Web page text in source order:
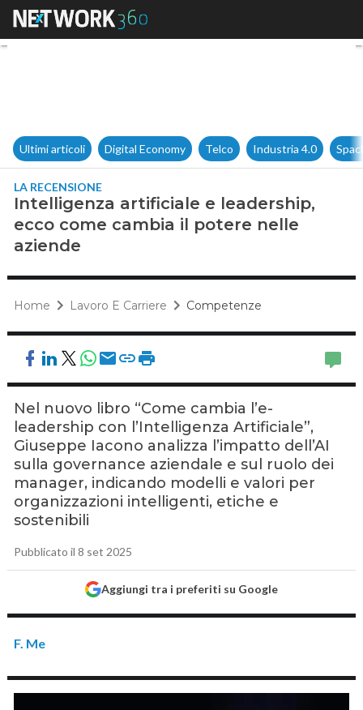
Intelligenza artificiale e
Ultimi articoli Digital Economy Telco Industria 4.0
LA RECENSIONE
Intelligenza artificiale e leadership,
ecco come cambia il potere nelle
aziende
Home Lavoro E Carriere Competenze
Nel nuovo libro “Come cambia l’e-
leadership con l’Intelligenza Artificiale”,
Giuseppe Iacono analizza l’impatto dell’AI
sulla governance aziendale e sul ruolo dei
manager, indicando modelli e valori per
organizzazioni intelligenti, etiche e
sostenibili
Pubblicato il 8 set 2025
Aggiungi tra i preferiti su Google
F. Me